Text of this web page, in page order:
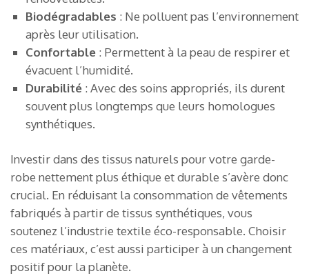
Biodégradables : Ne polluent pas l’environnement
après leur utilisation.
Confortable : Permettent à la peau de respirer et
évacuent l’humidité.
Durabilité : Avec des soins appropriés, ils durent
souvent plus longtemps que leurs homologues
synthétiques.
Investir dans des tissus naturels pour votre garde-
robe nettement plus éthique et durable s’avère donc
crucial. En réduisant la consommation de vêtements
fabriqués à partir de tissus synthétiques, vous
soutenez l’industrie textile éco-responsable. Choisir
ces matériaux, c’est aussi participer à un changement
positif pour la planète.